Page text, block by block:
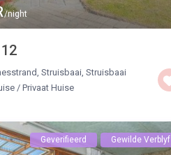
/night
Struisbaai Struisbaai
/ Privaat Huise
Geverifieerd Gewilde Verblyf